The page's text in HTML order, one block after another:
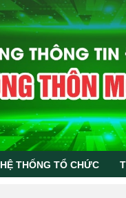
HỆ THỐNG TỔ CHỨC